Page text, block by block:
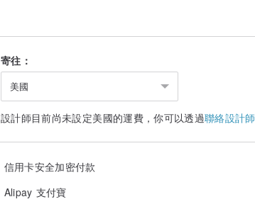
寄往：
美國
設計師目前尚未設定美國的運費，你可以透過聯絡設計師
信用卡安全加密付款
Alipay 支付寶